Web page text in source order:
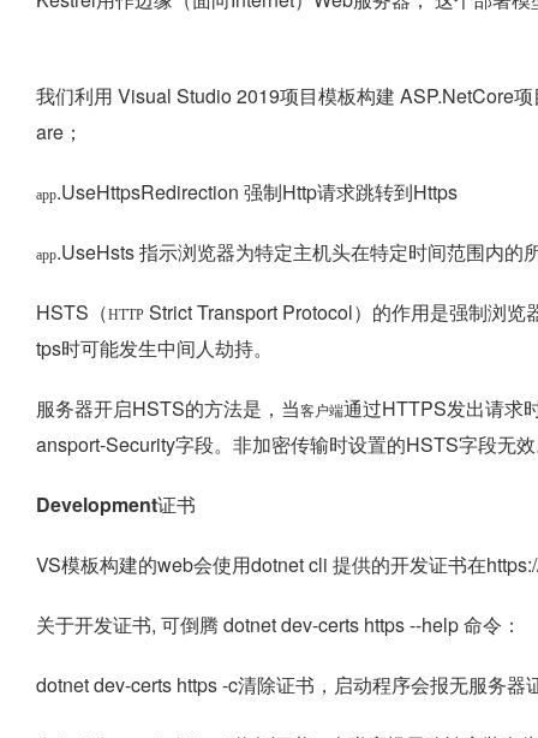
我们利用 Visual Studio 2019项目模板构建 ASP.NetCore
are；
app.UseHttpsRedirection 强制Http请求跳转到Https
app.UseHsts 指示浏览器为特定主机头在特定时间范围内的
HSTS（HTTP Strict Transport Protocol）的作用是强制浏
tps时可能发生中间人劫持。
服务器开启HSTS的方法是，当客户端通过HTTPS发出请求
ansport-Security字段。非加密传输时设置的HSTS字段无
Development证书
VS模板构建的web会使用dotnet cli 提供的开发证书在
关于开发证书, 可倒腾 dotnet dev-certs https --help 命令：
dotnet dev-certs https -c清除证书，启动程序会报无服务器